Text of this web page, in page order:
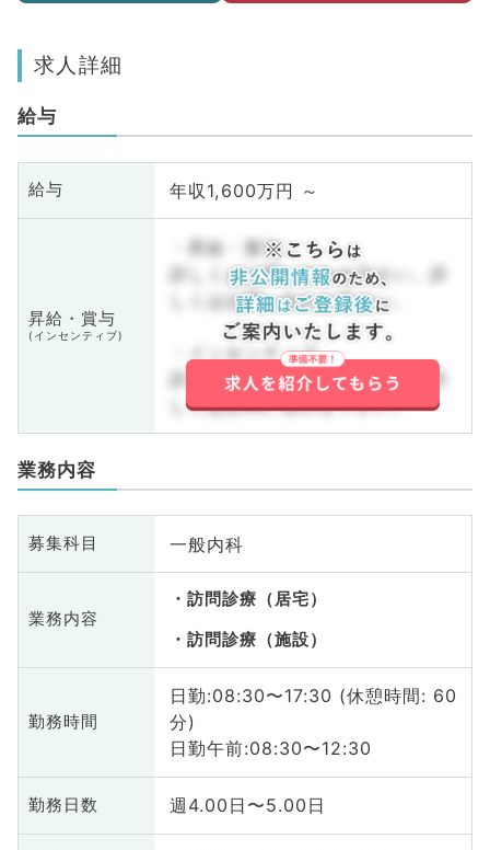
求人詳細
給与
給与 年収1,600万円 ～
昇給・賞与
(インセンティブ)
・昇給・賞与
詳しくはお問い合わせ下さい。詳
しくはお問い合わせ下さい。
・インセンティブ
詳しくはお問い合わせ下さい。詳
しくはお問い合わせ下さい。
業務内容
募集科目 一般内科
業務内容
訪問診療（居宅）
訪問診療（施設）
勤務時間
日勤:08:30〜17:30 (休憩時間: 60
分)
日勤午前:08:30〜12:30
勤務日数 週4.00日〜5.00日